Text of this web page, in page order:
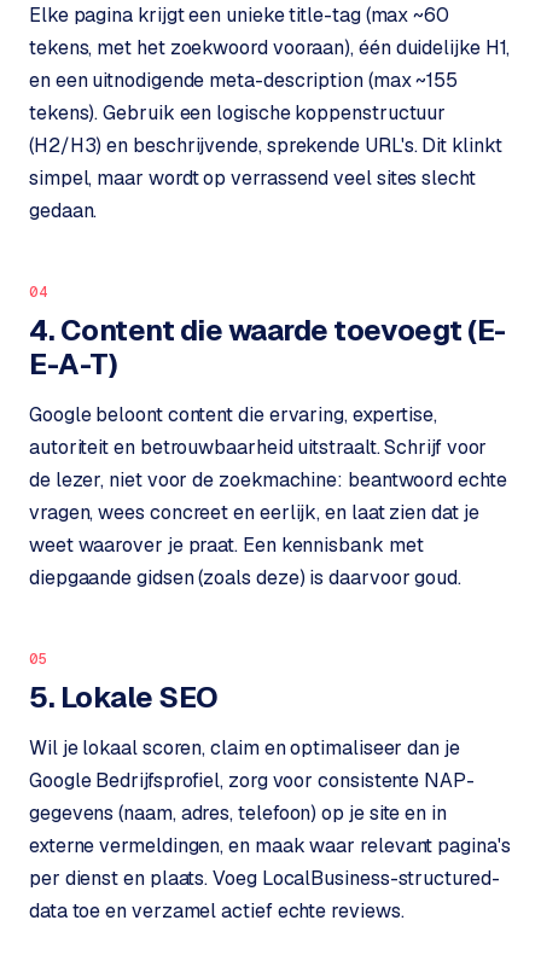
C
o
m
m
e
r
c
e
s
h
p
B
B
e
-
m
r
c
WEBSITES
W
i
j
z
e
A
C
o
t
a
c
t
Elke pagina krijgt een unieke title-tag (max ~60
tekens, met het zoekwoord vooraan), één duidelijke H1,
en een uitnodigende meta-description (max ~155
tekens). Gebruik een logische koppenstructuur
(H2/H3) en beschrijvende, sprekende URL's. Dit klinkt
simpel, maar wordt op verrassend veel sites slecht
gedaan.
04
4. Content die waarde toevoegt (E-
E-A-T)
Google beloont content die ervaring, expertise,
autoriteit en betrouwbaarheid uitstraalt. Schrijf voor
de lezer, niet voor de zoekmachine: beantwoord echte
vragen, wees concreet en eerlijk, en laat zien dat je
weet waarover je praat. Een kennisbank met
diepgaande gidsen (zoals deze) is daarvoor goud.
05
5. Lokale SEO
Wil je lokaal scoren, claim en optimaliseer dan je
Google Bedrijfsprofiel, zorg voor consistente NAP-
gegevens (naam, adres, telefoon) op je site en in
externe vermeldingen, en maak waar relevant pagina's
per dienst en plaats. Voeg LocalBusiness-structured-
data toe en verzamel actief echte reviews.